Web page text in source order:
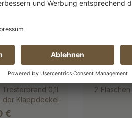
0,1l
der Klappdeckel-
€
2